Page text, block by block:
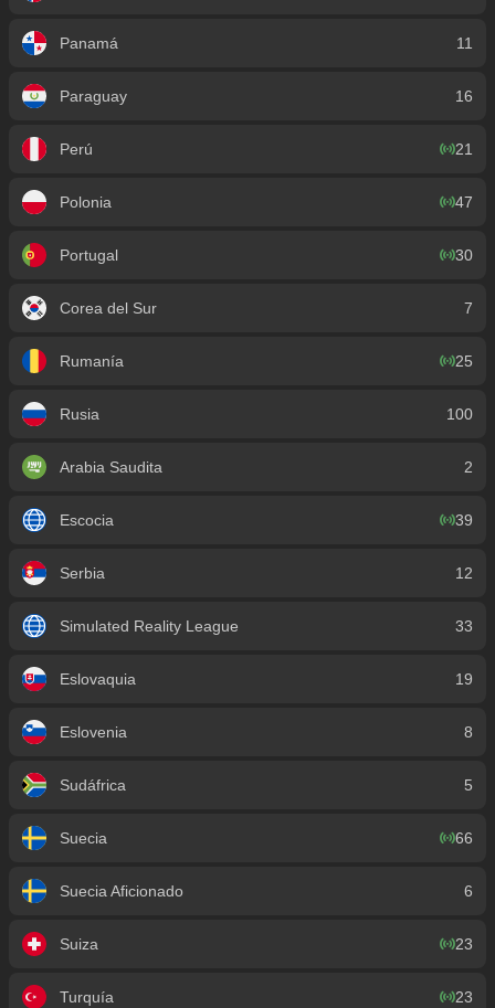
Panamá 11
Paraguay 16
Perú 21
Polonia 47
Portugal 30
Corea del Sur 7
Rumanía 25
Rusia 100
Arabia Saudita 2
Escocia 39
Serbia 12
Simulated Reality League 33
Eslovaquia 19
Eslovenia 8
Sudáfrica 5
Suecia 66
Suecia Aficionado 6
Suiza 23
Turquía 23